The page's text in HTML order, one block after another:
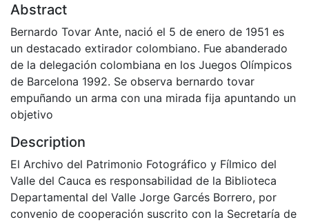
Abstract
Bernardo Tovar Ante, nació el 5 de enero de 1951 es
un destacado extirador colombiano. Fue abanderado
de la delegación colombiana en los Juegos Olímpicos
de Barcelona 1992. Se observa bernardo tovar
empuñando un arma con una mirada fija apuntando un
objetivo
Description
El Archivo del Patrimonio Fotográfico y Fílmico del
Valle del Cauca es responsabilidad de la Biblioteca
Departamental del Valle Jorge Garcés Borrero, por
convenio de cooperación suscrito con la Secretaría de